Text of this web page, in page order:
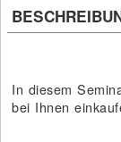
In diesem
bei Ihnen